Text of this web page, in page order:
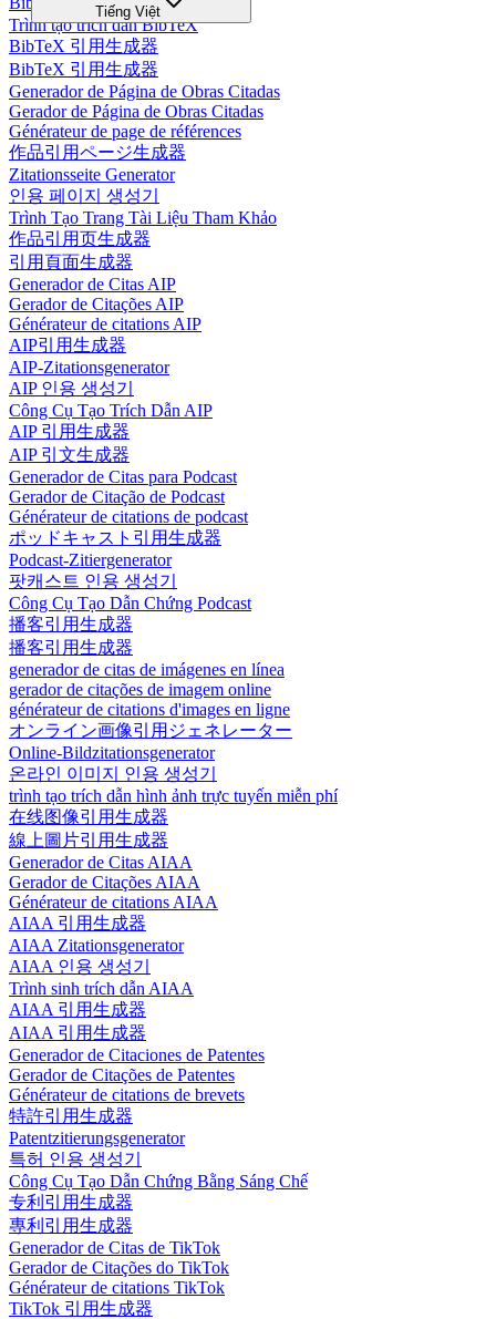
Trình tạo trích dẫn BibTeX
BibTeX 引用生成器
BibTeX 引用生成器
Generador de Página de Obras Citadas
Gerador de Página de Obras Citadas
Générateur de page de références
作品引用ページ生成器
Zitationsseite Generator
인용 페이지 생성기
Trình Tạo Trang Tài Liệu Tham Khảo
作品引用页生成器
引用頁面生成器
Generador de Citas AIP
Gerador de Citações AIP
Générateur de citations AIP
AIP引用生成器
AIP-Zitationsgenerator
AIP 인용 생성기
Công Cụ Tạo Trích Dẫn AIP
AIP 引用生成器
AIP 引文生成器
Generador de Citas para Podcast
Gerador de Citação de Podcast
Générateur de citations de podcast
ポッドキャスト引用生成器
Podcast-Zitiergenerator
팟캐스트 인용 생성기
Công Cụ Tạo Dẫn Chứng Podcast
播客引用生成器
播客引用生成器
generador de citas de imágenes en línea
gerador de citações de imagem online
générateur de citations d'images en ligne
オンライン画像引用ジェネレーター
Online-Bildzitationsgenerator
온라인 이미지 인용 생성기
trình tạo trích dẫn hình ảnh trực tuyến miễn phí
在线图像引用生成器
線上圖片引用生成器
Generador de Citas AIAA
Gerador de Citações AIAA
Générateur de citations AIAA
AIAA 引用生成器
AIAA Zitationsgenerator
AIAA 인용 생성기
Trình sinh trích dẫn AIAA
AIAA 引用生成器
AIAA 引用生成器
Generador de Citaciones de Patentes
Gerador de Citações de Patentes
Générateur de citations de brevets
特許引用生成器
Patentzitierungsgenerator
특허 인용 생성기
Công Cụ Tạo Dẫn Chứng Bằng Sáng Chế
专利引用生成器
專利引用生成器
Generador de Citas de TikTok
Gerador de Citações do TikTok
Générateur de citations TikTok
TikTok 引用生成器
Tiếng Việt